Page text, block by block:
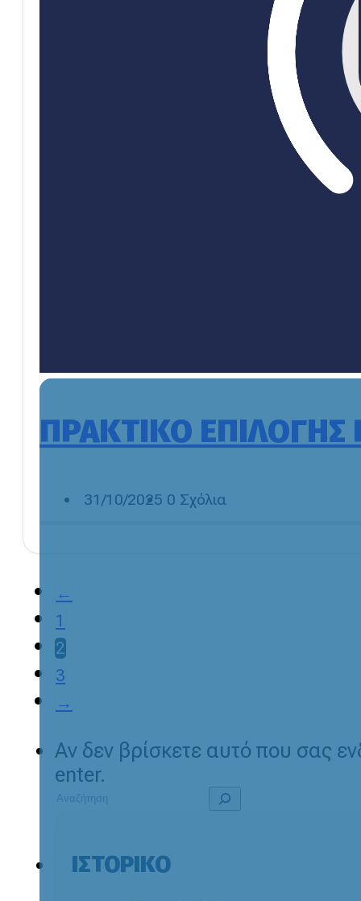
ΠΡΑΚΤΙΚΟ ΕΠΙΛΟΓΗΣ
31/10/2025 0 Σχόλια
←
1
2
3
→
Αν δεν βρίσκετε αυτό που σας
enter.
ΙΣΤΟΡΙΚΌ